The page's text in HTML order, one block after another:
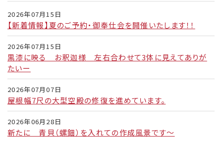
2026年07月15日
【新着情報】夏のご予約・御奉仕会を開催いたします！！
2026年07月15日
黒漆に映る お釈迦様 左右合わせて3体に見えてありが
たいー
2026年07月07日
屋根幅7尺の大型空殿の修復を進めています。
2026年06月28日
新たに 青貝（螺鈿）を入れての作成風景です～